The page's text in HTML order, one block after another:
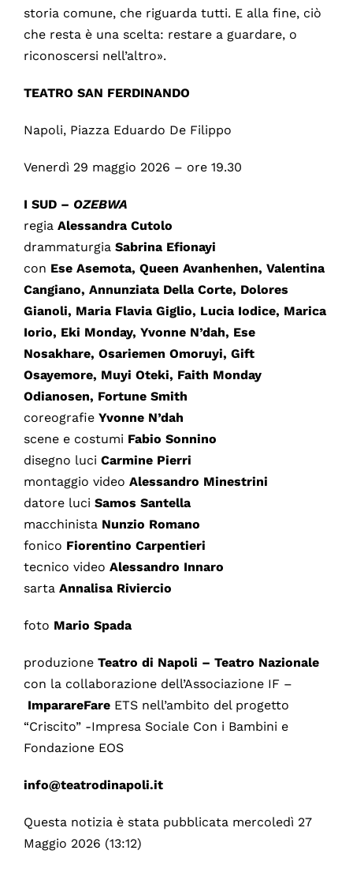
storia comune, che riguarda tutti. E alla fine, ciò
che resta è una scelta: restare a guardare, o
riconoscersi nell’altro».
TEATRO SAN FERDINANDO
Napoli, Piazza Eduardo De Filippo
Venerdì 29 maggio 2026 – ore 19.30
I SUD – OZEBWA
regia Alessandra Cutolo
drammaturgia Sabrina Efionayi
con Ese Asemota, Queen Avanhenhen, Valentina
Cangiano, Annunziata Della Corte, Dolores
Gianoli, Maria Flavia Giglio, Lucia Iodice, Marica
Iorio, Eki Monday, Yvonne N’dah, Ese
Nosakhare, Osariemen Omoruyi, Gift
Osayemore, Muyi Oteki, Faith Monday
Odianosen, Fortune Smith
coreografie Yvonne N’dah
scene e costumi Fabio Sonnino
disegno luci Carmine Pierri
montaggio video Alessandro Minestrini
datore luci Samos Santella
macchinista Nunzio Romano
fonico Fiorentino Carpentieri
tecnico video Alessandro Innaro
sarta Annalisa Riviercio
foto Mario Spada
produzione Teatro di Napoli – Teatro Nazionale
con la collaborazione dell’Associazione IF –
ImparareFareETS nell’ambito del progetto
“Criscito” -Impresa Sociale Con i Bambini e
Fondazione EOS
info@teatrodinapoli.it
Questa notizia è stata pubblicata mercoledì 27
Maggio 2026 (13:12)